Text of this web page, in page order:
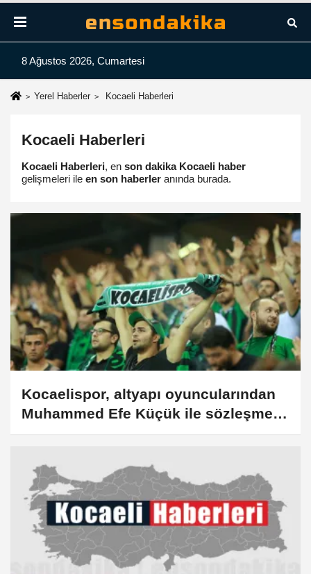
8 Ağustos 2026, Cumartesi
Yerel Haberler Kocaeli Haberleri
Kocaeli Haberleri
Kocaeli Haberleri, en son dakika Kocaeli haber
gelişmeleri ile en son haberler anında burada.
Kocaelispor, altyapı oyuncularından
Muhammed Efe Küçük ile sözleşme
imzaladı